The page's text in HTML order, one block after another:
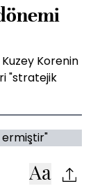
Kuzey Korenin
"stratejik